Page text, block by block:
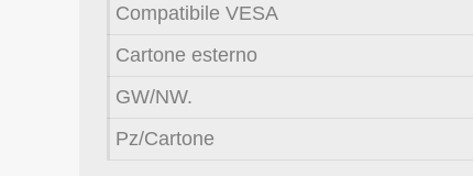
Compatibile VESA
Cartone esterno
GW/NW.
Pz/Cartone